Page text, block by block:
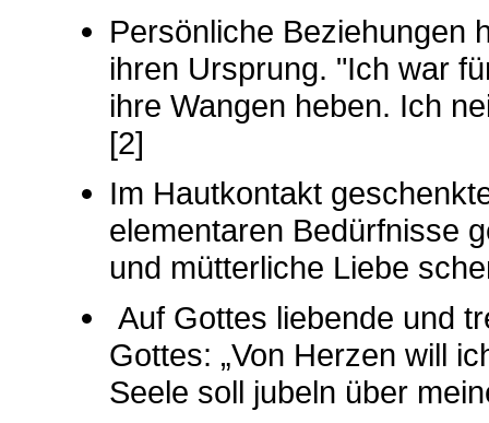
Persönliche Beziehungen
ihren Ursprung. "Ich war
ihre Wangen heben. Ich
[2]
Im Hautkontakt
elementaren Bedürfnisse
und mütterliche Liebe
Auf Gottes liebende und
Gottes: „Von Herzen will
Seele soll jubeln über